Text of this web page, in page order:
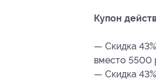
Купон
— Скидка
вместо 5500
— Скидка